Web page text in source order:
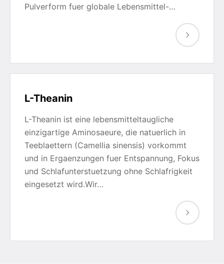
Pulverform fuer globale Lebensmittel-…
L-Theanin
L-Theanin ist eine lebensmitteltaugliche
einzigartige Aminosaeure, die natuerlich in
Teeblaettern (Camellia sinensis) vorkommt
und in Ergaenzungen fuer Entspannung, Fokus
und Schlafunterstuetzung ohne Schlafrigkeit
eingesetzt wird.Wir…